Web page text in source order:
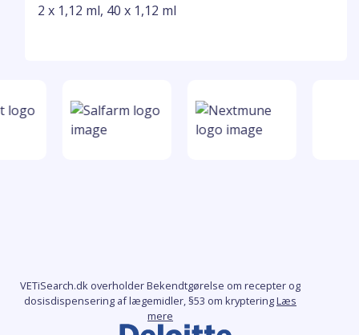
2 x 1,12 ml, 40 x 1,12 ml
VETiSearch.dk overholder Bekendtgørelse om recepter og
dosisdispensering af lægemidler, §53 om krypteringLæs
mere